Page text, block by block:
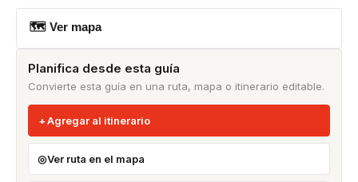
🗺 Ver mapa
Planifica desde esta guía
Convierte esta guía en una ruta, mapa o itinerario editable.
Agregar al itinerario
Ver ruta en el mapa